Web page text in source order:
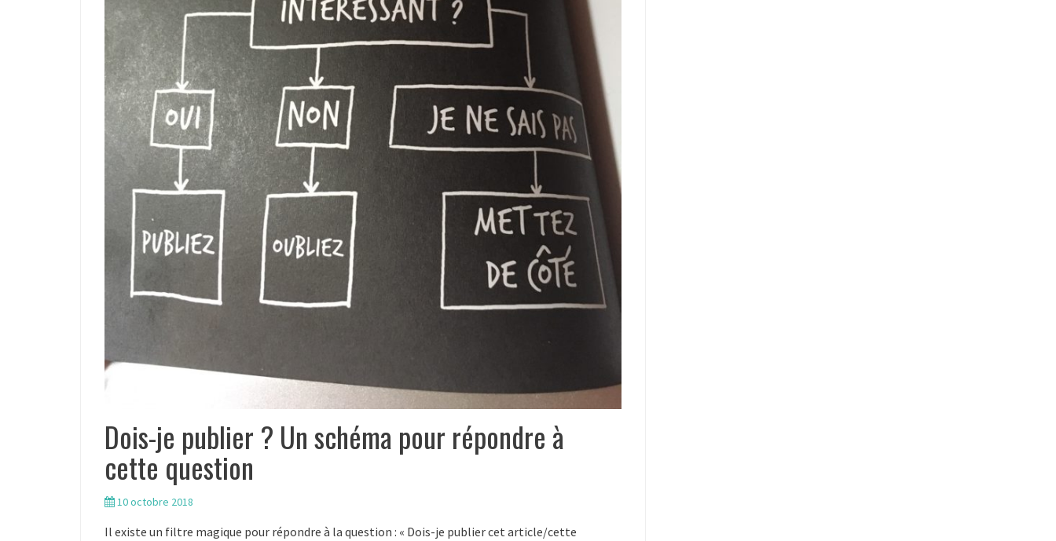
Dois-je publier ? Un schéma pour répondre à
cette question
10 octobre 2018
Il existe un filtre magique pour répondre à la question : « Dois-je publier cet article/cette